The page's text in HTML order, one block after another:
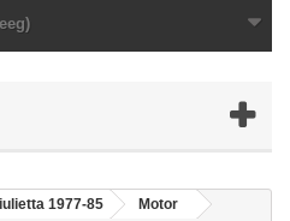
1977-85
Motor